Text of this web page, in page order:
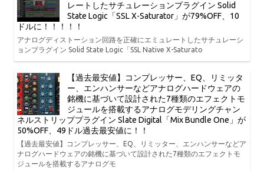
レートしたサチュレーションプラグイン Solid
State Logic「SSL X-Saturator」が79%OFF、10
ドルに！！！！！
アナログディストーション回路を正確にエミュレートしたサチュレーシ
ョンプラグイン Solid State Logic「SSL Native X-Saturato
【過去最安値】コンプレッサー、EQ、リミッタ
ー、エンハンサーなどアナログハードウェアの
銘機に基づいて設計された7種類のエフェクトモ
ジュールを搭載するアナログモデリングチャン
ネルストリッププラグイン Slate Digital「Mix Bundle One」が
50%OFF、49ドル過去最安値に！！
【過去最安値】コンプレッサー、EQ、リミッター、エンハンサーなどア
ナログハードウェアの銘機に基づいて設計された7種類のエフェクトモ
ジュールを搭載するアナログモ